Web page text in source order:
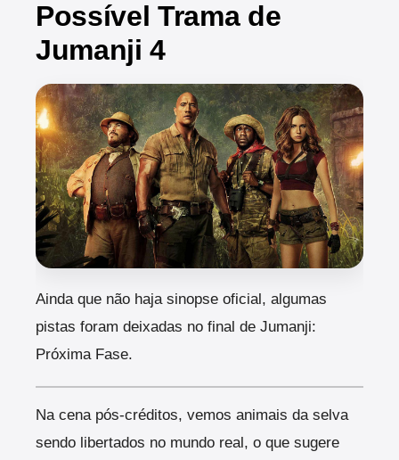
Possível Trama de
Jumanji 4
Ainda que não haja sinopse oficial, algumas
pistas foram deixadas no final de Jumanji:
Próxima Fase.
Na cena pós-créditos, vemos animais da selva
sendo libertados no mundo real, o que sugere